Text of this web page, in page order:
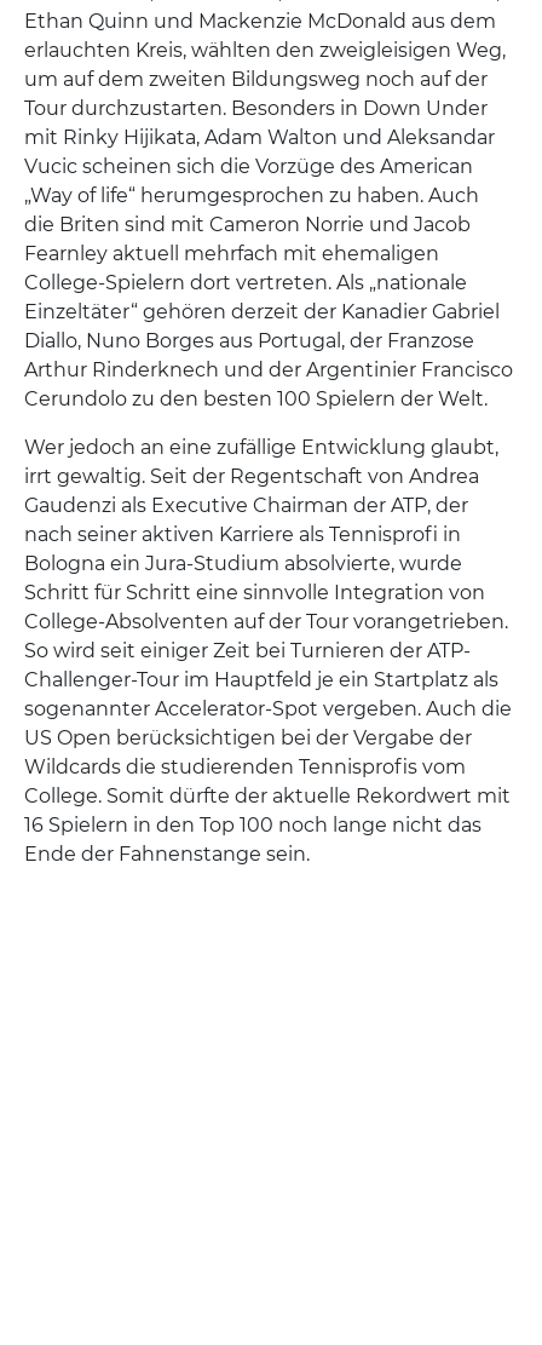
Ethan Quinn und Mackenzie McDonald aus dem
erlauchten Kreis, wählten den zweigleisigen Weg,
um auf dem zweiten Bildungsweg noch auf der
Tour durchzustarten. Besonders in Down Under
mit Rinky Hijikata, Adam Walton und Aleksandar
Vucic scheinen sich die Vorzüge des American
„Way of life“ herumgesprochen zu haben. Auch
die Briten sind mit Cameron Norrie und Jacob
Fearnley aktuell mehrfach mit ehemaligen
College-Spielern dort vertreten. Als „nationale
Einzeltäter“ gehören derzeit der Kanadier Gabriel
Diallo, Nuno Borges aus Portugal, der Franzose
Arthur Rinderknech und der Argentinier Francisco
Cerundolo zu den besten 100 Spielern der Welt.
Wer jedoch an eine zufällige Entwicklung glaubt,
irrt gewaltig. Seit der Regentschaft von Andrea
Gaudenzi als Executive Chairman der ATP, der
nach seiner aktiven Karriere als Tennisprofi in
Bologna ein Jura-Studium absolvierte, wurde
Schritt für Schritt eine sinnvolle Integration von
College-Absolventen auf der Tour vorangetrieben.
So wird seit einiger Zeit bei Turnieren der ATP-
Challenger-Tour im Hauptfeld je ein Startplatz als
sogenannter Accelerator-Spot vergeben. Auch die
US Open berücksichtigen bei der Vergabe der
Wildcards die studierenden Tennisprofis vom
College. Somit dürfte der aktuelle Rekordwert mit
16 Spielern in den Top 100 noch lange nicht das
Ende der Fahnenstange sein.